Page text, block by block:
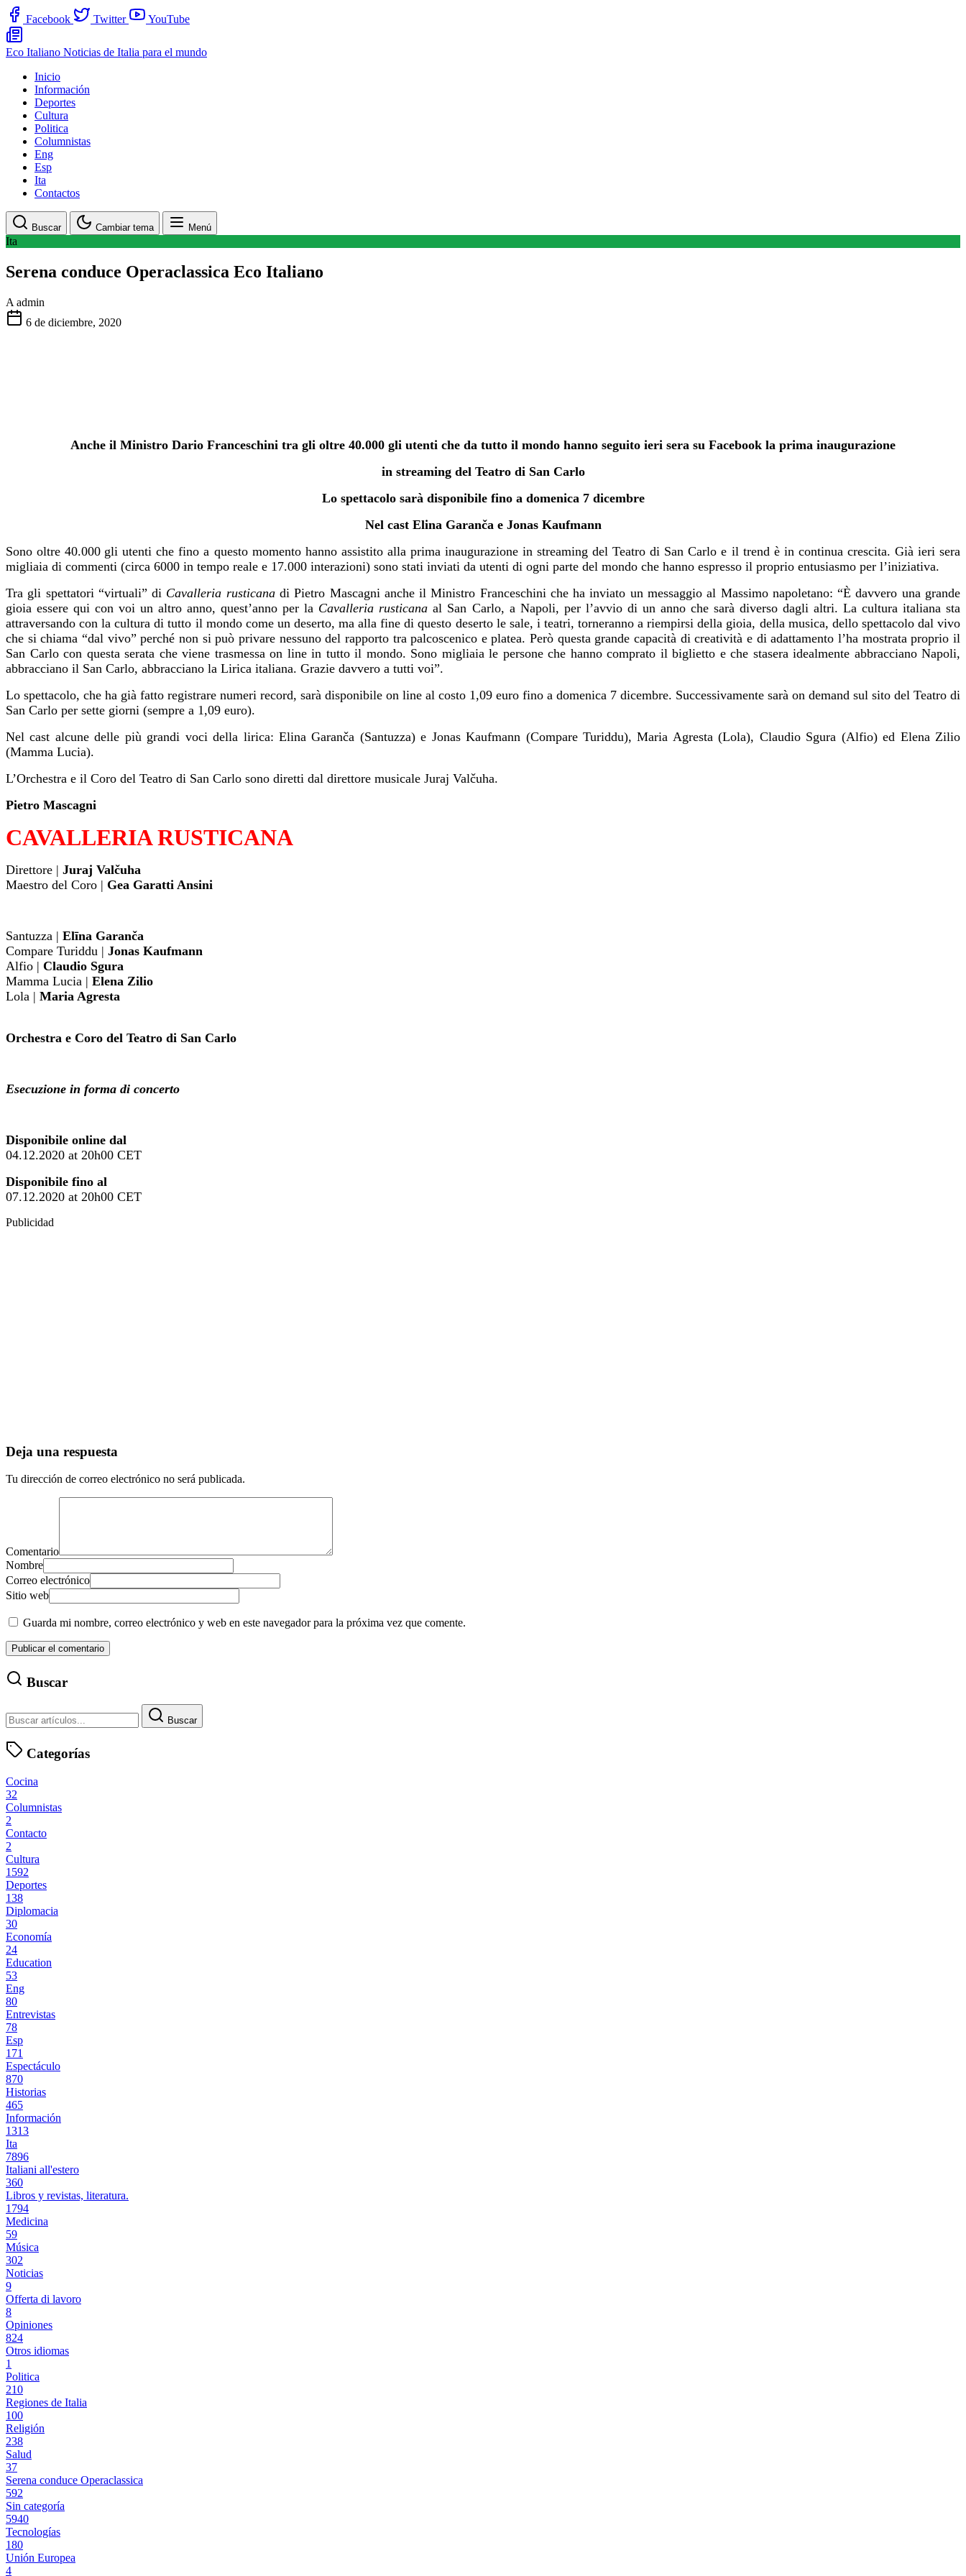
Facebook Twitter YouTube
Eco Italiano Noticias de Italia para el mundo
Inicio
Información
Deportes
Cultura
Politica
Columnistas
Eng
Esp
Ita
Contactos
Buscar Cambiar tema Menú
Ita
Serena conduce Operaclassica Eco Italiano
A admin
6 de diciembre, 2020
Anche il Ministro Dario Franceschini tra gli oltre 40.000 gli utenti che da tutto il mondo hanno seguito ieri sera su Facebook la prima inaugurazione
in streaming del Teatro di San Carlo
Lo spettacolo sarà disponibile fino a domenica 7 dicembre
Nel cast Elina Garanča e Jonas Kaufmann
Sono oltre 40.000 gli utenti che fino a questo momento hanno assistito alla prima inaugurazione in streaming del Teatro di San Carlo e il trend è in continua crescita. Già ieri sera
migliaia di commenti (circa 6000 in tempo reale e 17.000 interazioni) sono stati inviati da utenti di ogni parte del mondo che hanno espresso il proprio entusiasmo per l’iniziativa.
Tra gli spettatori “virtuali” di Cavalleria rusticana di Pietro Mascagni anche il Ministro Franceschini che ha inviato un messaggio al Massimo napoletano: “È davvero una grande
gioia essere qui con voi un altro anno, quest’anno per la Cavalleria rusticanaal San Carlo, a Napoli, per l’avvio di un anno che sarà diverso dagli altri. La cultura italiana sta
attraversando con la cultura di tutto il mondo come un deserto, ma alla fine di questo deserto le sale, i teatri, torneranno a riempirsi della gioia, della musica, dello spettacolo dal vivo
che si chiama “dal vivo” perché non si può privare nessuno del rapporto tra palcoscenico e platea. Però questa grande capacità di creatività e di adattamento l’ha mostrata proprio il
San Carlo con questa serata che viene trasmessa on line in tutto il mondo. Sono migliaia le persone che hanno comprato il biglietto e che stasera idealmente abbracciano Napoli,
abbracciano il San Carlo, abbracciano la Lirica italiana. Grazie davvero a tutti voi”.
Lo spettacolo, che ha già fatto registrare numeri record, sarà disponibile on line al costo 1,09 euro fino a domenica 7 dicembre. Successivamente sarà on demand sul sito del Teatro di
San Carlo per sette giorni (sempre a 1,09 euro).
Nel cast alcune delle più grandi voci della lirica: Elina Garanča (Santuzza) e Jonas Kaufmann (Compare Turiddu), Maria Agresta (Lola), Claudio Sgura (Alfio) ed Elena Zilio
(Mamma Lucia).
L’Orchestra e il Coro del Teatro di San Carlo sono diretti dal direttore musicale Juraj Valčuha.
Pietro Mascagni
CAVALLERIA RUSTICANA
Direttore | Juraj Valčuha
Maestro del Coro | Gea Garatti Ansini
Santuzza | Elīna Garanča
Compare Turiddu | Jonas Kaufmann
Alfio | Claudio Sgura
Mamma Lucia | Elena Zilio
Lola | Maria Agresta
Orchestra e Coro del Teatro di San Carlo
Esecuzione in forma di concerto
Disponibile online dal
04.12.2020 at 20h00 CET
Disponibile fino al
07.12.2020 at 20h00 CET
Publicidad
Deja una respuesta
Tu dirección de correo electrónico no será publicada.
Comentario
Nombre
Correo electrónico
Sitio web
Guarda mi nombre, correo electrónico y web en este navegador para la próxima vez que comente.
Buscar
Buscar
Categorías
Cocina
32
Columnistas
2
Contacto
2
Cultura
1592
Deportes
138
Diplomacia
30
Economía
24
Education
53
Eng
80
Entrevistas
78
Esp
171
Espectáculo
870
Historias
465
Información
1313
Ita
7896
Italiani all'estero
360
Libros y revistas, literatura.
1794
Medicina
59
Música
302
Noticias
9
Offerta di lavoro
8
Opiniones
824
Otros idiomas
1
Politica
210
Regiones de Italia
100
Religión
238
Salud
37
Serena conduce Operaclassica
592
Sin categoría
5940
Tecnologías
180
Unión Europea
4